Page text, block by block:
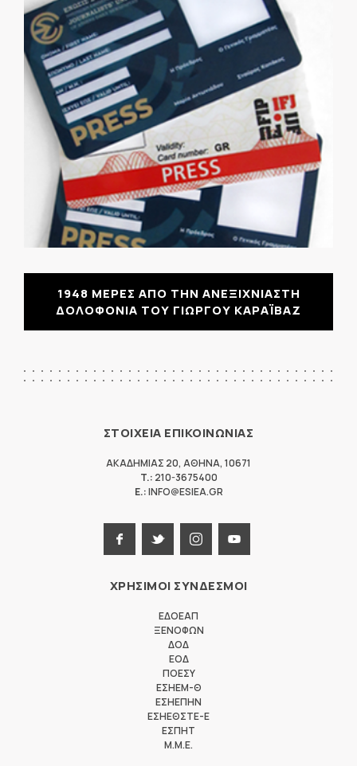
1948 ΜΕΡΕΣ ΑΠΟ ΤΗΝ ΑΝΕΞΙΧΝΙΑΣΤΗ
ΔΟΛΟΦΟΝΙΑ ΤΟΥ ΓΙΩΡΓΟΥ ΚΑΡΑΪΒΑΖ
ΣΤΟΙΧΕΙΑ ΕΠΙΚΟΙΝΩΝΙΑΣ
ΑΚΑΔΗΜΙΑΣ 20, ΑΘΗΝΑ, 10671
T.: 210-3675400
E.:INFO@ESIEA.GR
ΧΡΗΣΙΜΟΙ ΣΥΝΔΕΣΜΟΙ
ΕΔΟΕΑΠ
ΞΕΝΟΦΩΝ
ΔΟΔ
ΕΟΔ
ΠΟΕΣΥ
ΕΣΗΕΜ-Θ
ΕΣΗΕΠΗΝ
ΕΣΗΕΘΣΤΕ-Ε
ΕΣΠΗΤ
M.M.E.